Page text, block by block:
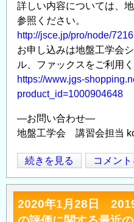
詳しい内容については、
参照ください。
http://jsce.jp/pro/node/7216
お申し込みは地盤工学会
ル、ファックスをご利用く
https://www.jgs-
product_id=1000904648
―お問い合わせ―
地盤工学会 講習会担当
2020
年
2
月
続きを見る コメン
2020年1月28日